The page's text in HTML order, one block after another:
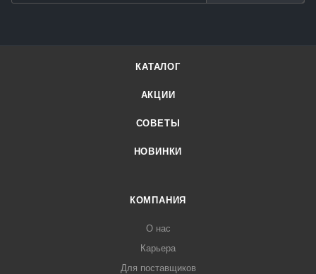
КАТАЛОГ
АКЦИИ
СОВЕТЫ
НОВИНКИ
КОМПАНИЯ
О нас
Карьера
Для поставщиков